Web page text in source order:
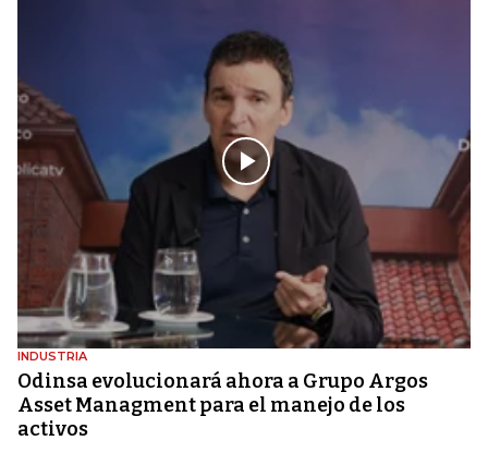
INDUSTRIA
Odinsa evolucionará ahora a Grupo Argos
Asset Managment para el manejo de los
activos